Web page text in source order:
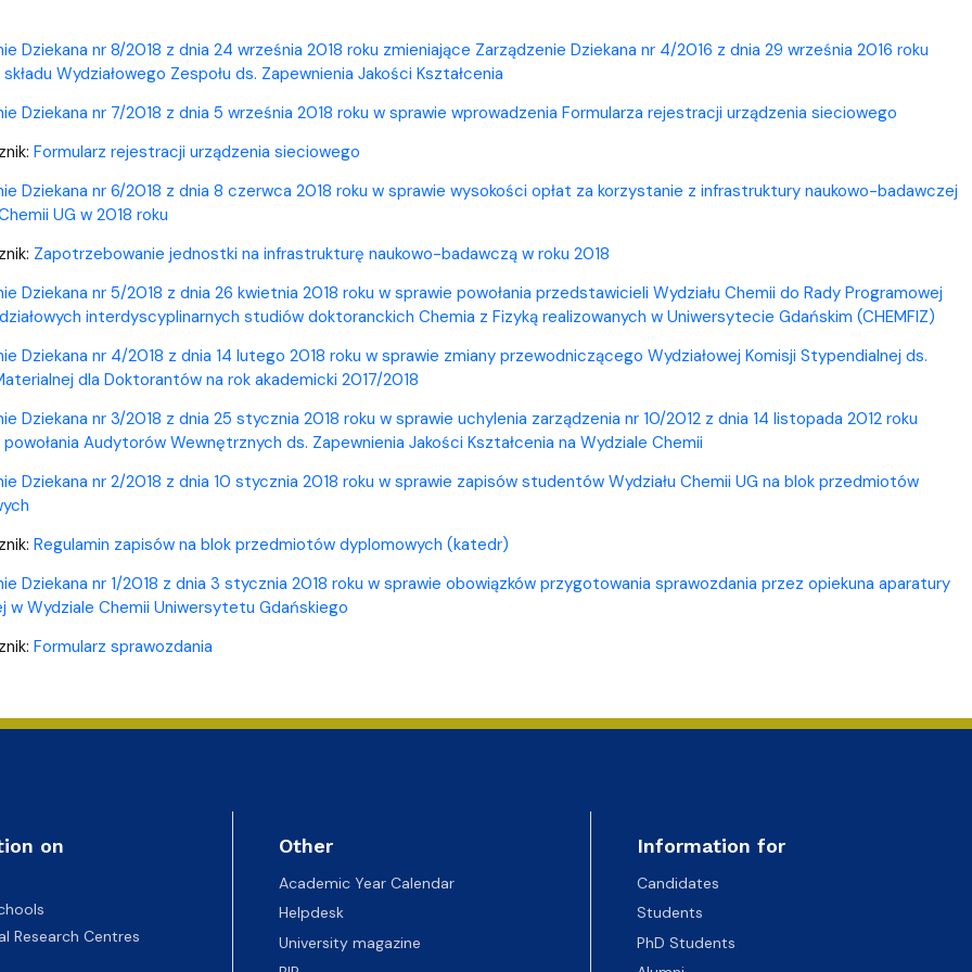
Dziekana nr 8/2018 z dnia 24 września 2018 roku zmieniające Zarządzenie Dziekana nr 4/2016 z dnia 29 września 2016 roku
Wydziałowego Zespołu ds. Zapewnienia Jakości Kształcenia
Dziekana nr 7/2018 z dnia 5 września 2018 roku w sprawie wprowadzenia Formularza rejestracji urządzenia sieciowego
Formularz rejestracji urządzenia sieciowego
Dziekana nr 6/2018 z dnia 8 czerwca 2018 roku w sprawie wysokości opłat za korzystanie z infrastruktury naukowo-badawczej
UG w 2018 roku
Zapotrzebowanie jednostki na infrastrukturę naukowo-badawczą w roku 2018
Dziekana nr 5/2018 z dnia 26 kwietnia 2018 roku w sprawie powołania przedstawicieli Wydziału Chemii do Rady Programowej
interdyscyplinarnych studiów doktoranckich Chemia z Fizyką realizowanych w Uniwersytecie Gdańskim (CHEMFIZ)
Dziekana nr 4/2018 z dnia 14 lutego 2018 roku w sprawie zmiany przewodniczącego Wydziałowej Komisji Stypendialnej ds.
dla Doktorantów na rok akademicki 2017/2018
Dziekana nr 3/2018 z dnia 25 stycznia 2018 roku w sprawie uchylenia zarządzenia nr 10/2012 z dnia 14 listopada 2012 roku
Audytorów Wewnętrznych ds. Zapewnienia Jakości Kształcenia na Wydziale Chemii
Dziekana nr 2/2018 z dnia 10 stycznia 2018 roku w sprawie zapisów studentów Wydziału Chemii UG na blok przedmiotów
Regulamin zapisów na blok przedmiotów dyplomowych (katedr)
Dziekana nr 1/2018 z dnia 3 stycznia 2018 roku w sprawie obowiązków przygotowania sprawozdania przez opiekuna aparatury
w Wydziale Chemii Uniwersytetu Gdańskiego
Formularz sprawozdania
on
Research Centres
Other
Academic Year Calendar
Helpdesk
University magazine
Information for
Candidates
Students
PhD Students